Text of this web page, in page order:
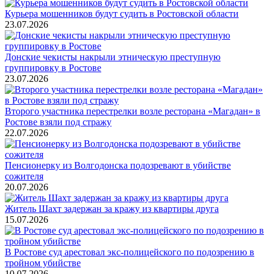
Курьера мошенников будут судить в Ростовской области
23.07.2026
Донские чекисты накрыли этническую преступную
группировку в Ростове
23.07.2026
Второго участника перестрелки возле ресторана «Магадан» в
Ростове взяли под стражу
22.07.2026
Пенсионерку из Волгодонска подозревают в убийстве
сожителя
20.07.2026
Житель Шахт задержан за кражу из квартиры друга
15.07.2026
В Ростове суд арестовал экс-полицейского по подозрению в
тройном убийстве